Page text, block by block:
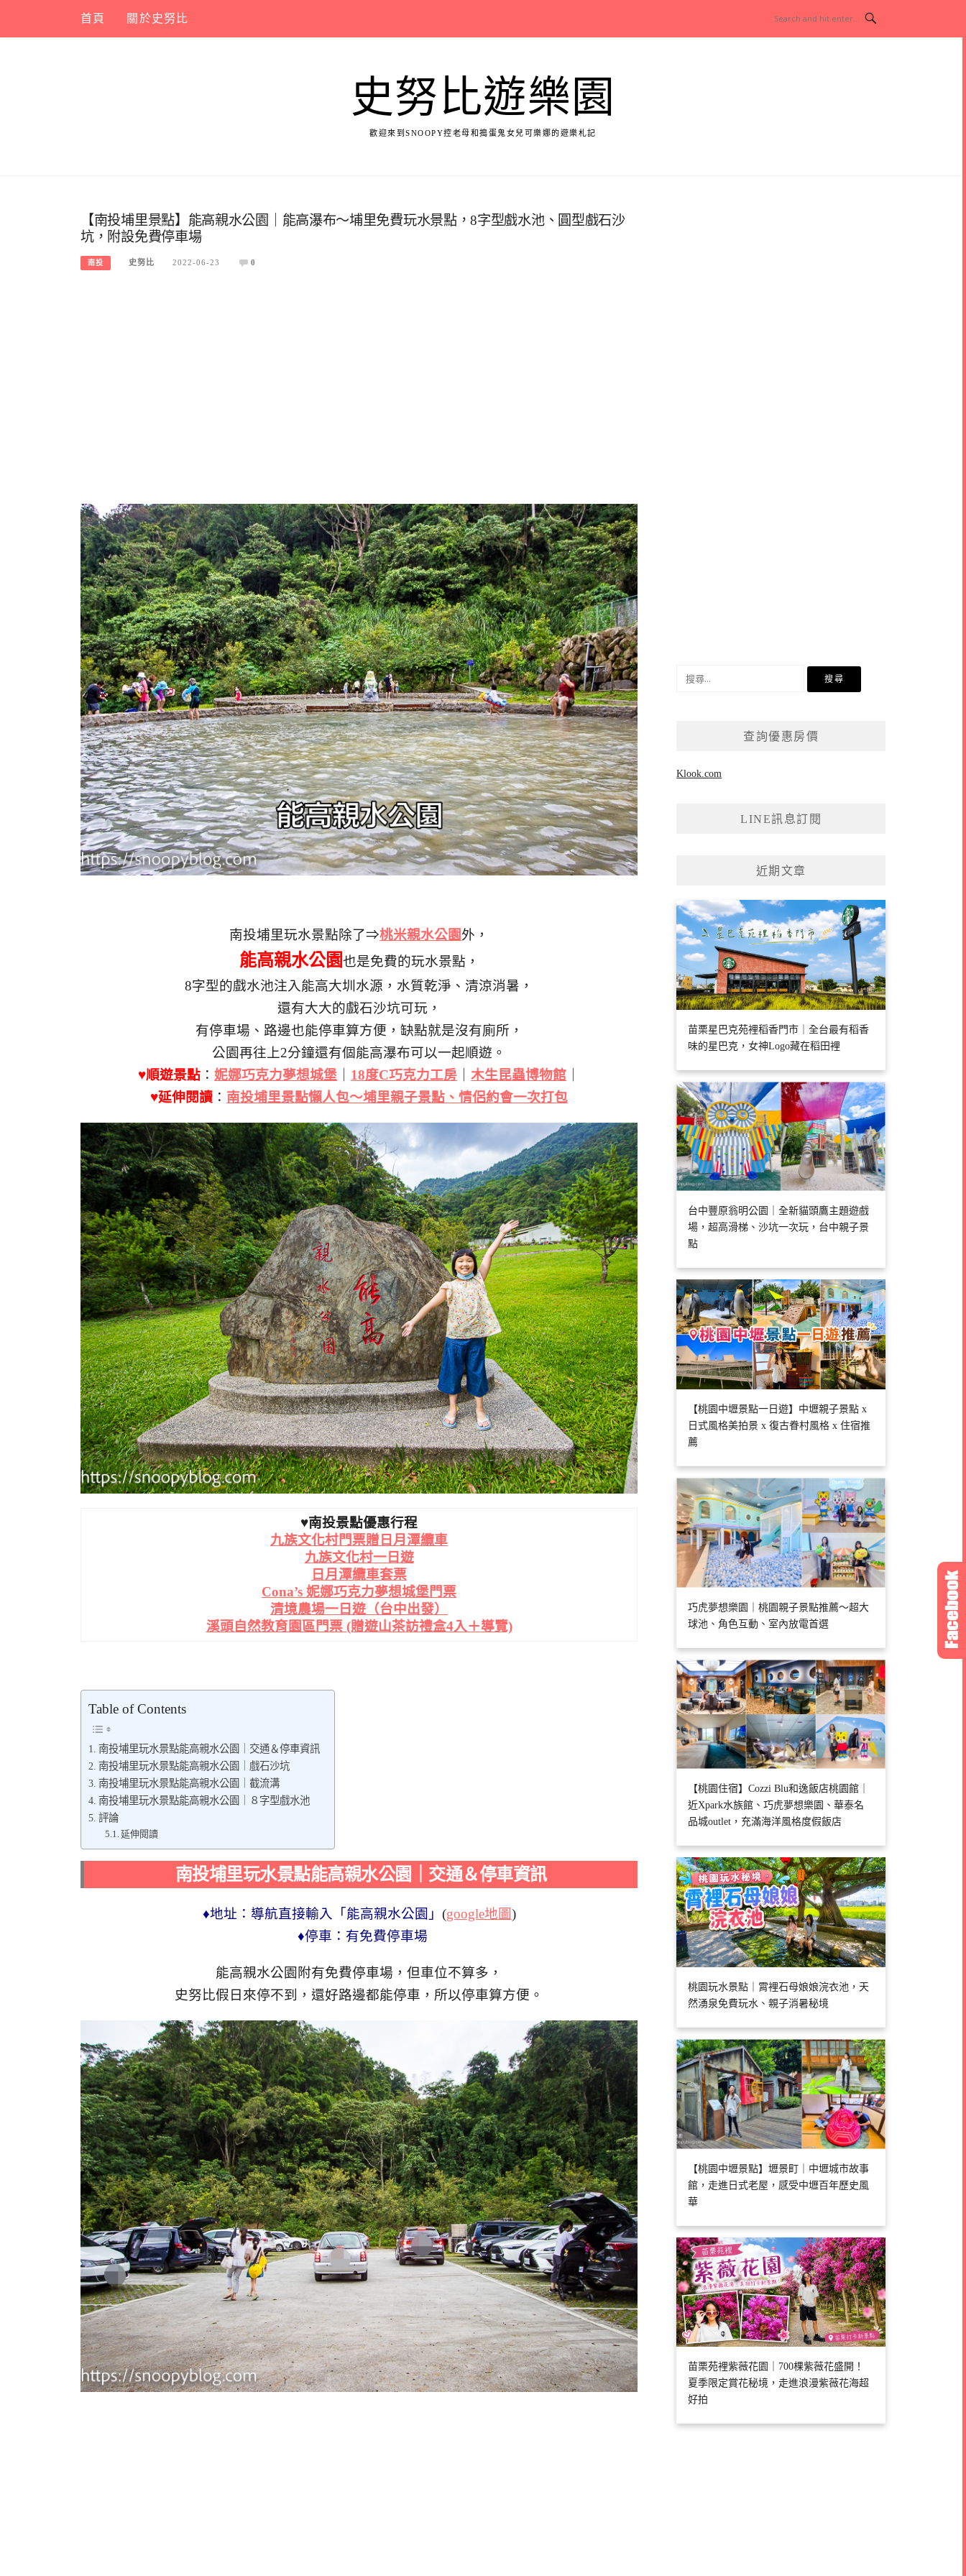
content
首頁 關於史努比
史努比遊樂園
歡迎來到SNOOPY控老母和搗蛋鬼女兒可樂娜的遊樂札記
【南投埔里景點】能高親水公園｜能高瀑布～埔里免費玩水景點，8字型戲水池、圓型戲石沙
坑，附設免費停車場
南投 史努比 2022-06-23 0
南投埔里玩水景點除了⇒桃米親水公園外，
能高親水公園也是免費的玩水景點，
8字型的戲水池注入能高大圳水源，水質乾淨、清涼消暑，
還有大大的戲石沙坑可玩，
有停車場、路邊也能停車算方便，缺點就是沒有廁所，
公園再往上2分鐘還有個能高瀑布可以一起順遊。
♥順遊景點 ：妮娜巧克力夢想城堡 18度C巧克力工房 ｜木生昆蟲博物館
♥延伸閱讀 ： 南投埔里景點懶人包～埔里親子景點、情侶約會一次打包
♥南投景點優惠行程
九族文化村門票贈日月潭纜車
九族文化村一日遊
日月潭纜車套票
Cona’s 妮娜巧克力夢想城堡門票
清境農場一日遊（台中出發）
溪頭自然教育園區門票 (贈遊山茶訪禮盒4入＋導覽)
Table of Contents
南投埔里玩水景點能高親水公園｜交通＆停車資訊
南投埔里玩水景點能高親水公園｜戲石沙坑
南投埔里玩水景點能高親水公園｜截流溝
南投埔里玩水景點能高親水公園｜８字型戲水池
評論
延伸閱讀
南投埔里玩水景點能高親水公園｜交通＆停車資訊
♦地址：導航直接輸入「能高親水公園」 (google地圖)
♦停車：有免費停車場
能高親水公園附有免費停車場，但車位不算多，
史努比假日來停不到，還好路邊都能停車，所以停車算方便。
查詢優惠房價
Klook.com
LINE訊息訂閱
近期文章
苗栗星巴克苑裡稻香門市｜全台最有稻香
味的星巴克，女神Logo藏在稻田裡
台中豐原翁明公園｜全新貓頭鷹主題遊戲
場，超高滑梯、沙坑一次玩，台中親子景
點
【桃園中壢景點一日遊】中壢親子景點 x
日式風格美拍景 x 復古眷村風格 x 住宿推
薦
巧虎夢想樂園｜桃園親子景點推薦～超大
球池、角色互動、室內放電首選
【桃園住宿】Cozzi Blu和逸飯店桃園館｜
近Xpark水族館、巧虎夢想樂園、華泰名
品城outlet，充滿海洋風格度假飯店
桃園玩水景點｜霄裡石母娘娘浣衣池，天
然湧泉免費玩水、親子消暑秘境
【桃園中壢景點】壢景町｜中壢城市故事
館，走進日式老屋，感受中壢百年歷史風
華
苗栗苑裡紫薇花園｜700棵紫薇花盛開！
夏季限定賞花秘境，走進浪漫紫薇花海超
好拍